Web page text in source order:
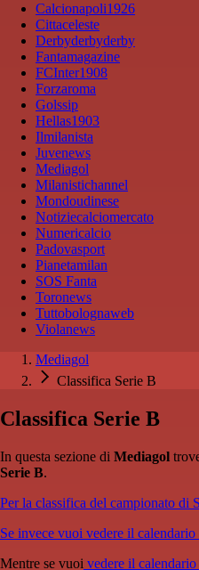
Calcionapoli1926
Cittaceleste
Derbyderbyderby
Fantamagazine
FCInter1908
Forzaroma
Golssip
Hellas1903
Ilmilanista
Juvenews
Mediagol
Milanistichannel
Mondoudinese
Notiziecalciomercato
Numericalcio
Padovasport
Pianetamilan
SOS Fanta
Toronews
Tuttobolognaweb
Violanews
Mediagol
Classifica Serie B
Classifica Serie B
In questa sezione di Mediagol
Serie B.
Per la classifica del campionato di
Se invece vuoi vedere il
Mentre se vuoi vedere il